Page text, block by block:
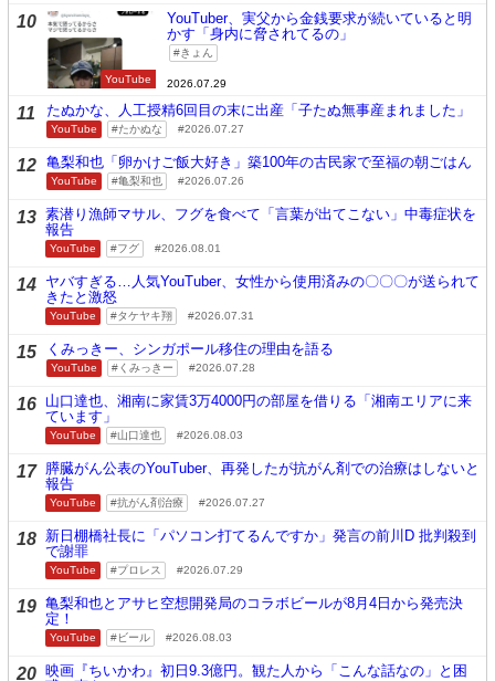
10
YouTube
YouTuber、実父から金銭要求が続いていると明
かす「身内に脅されてるの」
きょん
2026.07.29
11 たぬかな、人工授精6回目の末に出産「子たぬ無事産まれました」
YouTube たかぬな 2026.07.27
12 亀梨和也「卵かけご飯大好き」築100年の古民家で至福の朝ごはん
YouTube 亀梨和也 2026.07.26
13 素潜り漁師マサル、フグを食べて「言葉が出てこない」中毒症状を
報告
YouTube フグ 2026.08.01
14 ヤバすぎる…人気YouTuber、女性から使用済みの〇〇〇が送られて
きたと激怒
YouTube タケヤキ翔 2026.07.31
15 くみっきー、シンガポール移住の理由を語る
YouTube くみっきー 2026.07.28
16 山口達也、湘南に家賃3万4000円の部屋を借りる「湘南エリアに来
ています」
YouTube 山口達也 2026.08.03
17 膵臓がん公表のYouTuber、再発したが抗がん剤での治療はしないと
報告
YouTube 抗がん剤治療 2026.07.27
18 新日棚橋社長に「パソコン打てるんですか」発言の前川D 批判殺到
で謝罪
YouTube プロレス 2026.07.29
19 亀梨和也とアサヒ空想開発局のコラボビールが8月4日から発売決
定！
YouTube ビール 2026.08.03
20 映画『ちいかわ』初日9.3億円。観た人から「こんな話なの」と困